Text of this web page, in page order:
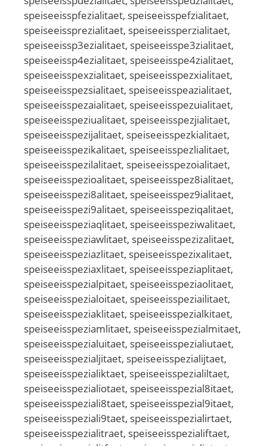
speiseeisspfezialitaet, speiseeisspefzialitaet,
speiseeissprezialitaet, speiseeissperzialitaet,
speiseeissp3ezialitaet, speiseeisspe3zialitaet,
speiseeissp4ezialitaet, speiseeisspe4zialitaet,
speiseeisspexzialitaet, speiseeisspezxialitaet,
speiseeisspezsialitaet, speiseeisspeazialitaet,
speiseeisspezaialitaet, speiseeisspezuialitaet,
speiseeisspeziualitaet, speiseeisspezjialitaet,
speiseeisspezijalitaet, speiseeisspezkialitaet,
speiseeisspezikalitaet, speiseeisspezlialitaet,
speiseeisspezilalitaet, speiseeisspezoialitaet,
speiseeisspezioalitaet, speiseeisspez8ialitaet,
speiseeisspezi8alitaet, speiseeisspez9ialitaet,
speiseeisspezi9alitaet, speiseeisspeziqalitaet,
speiseeisspeziaqlitaet, speiseeisspeziwalitaet,
speiseeisspeziawlitaet, speiseeisspezizalitaet,
speiseeisspeziazlitaet, speiseeisspezixalitaet,
speiseeisspeziaxlitaet, speiseeisspeziaplitaet,
speiseeisspezialpitaet, speiseeisspeziaolitaet,
speiseeisspezialoitaet, speiseeisspeziailitaet,
speiseeisspeziaklitaet, speiseeisspezialkitaet,
speiseeisspeziamlitaet, speiseeisspezialmitaet,
speiseeisspezialuitaet, speiseeisspezialiutaet,
speiseeisspezialjitaet, speiseeisspezialijtaet,
speiseeisspezialiktaet, speiseeisspezialiltaet,
speiseeisspezialiotaet, speiseeisspezial8itaet,
speiseeisspeziali8taet, speiseeisspezial9itaet,
speiseeisspeziali9taet, speiseeisspezialirtaet,
speiseeisspezialitraet, speiseeisspezialiftaet,